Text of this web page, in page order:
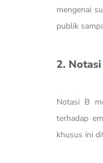
mengenai
publik
2.
Notasi B
terhadap
khusus ini